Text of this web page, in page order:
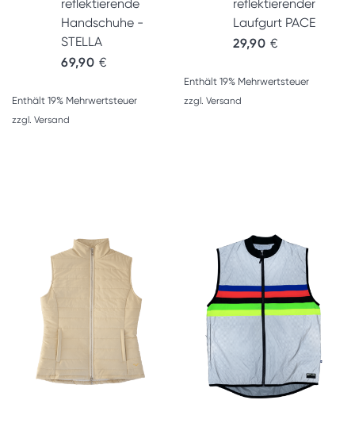
reflektierende
Handschuhe -
STELLA
69,90 €
Enthält 19% Mehrwertsteuer
zzgl. Versand
reflektierender
Laufgurt PACE
29,90 €
Enthält 19% Mehrwertsteuer
zzgl. Versand